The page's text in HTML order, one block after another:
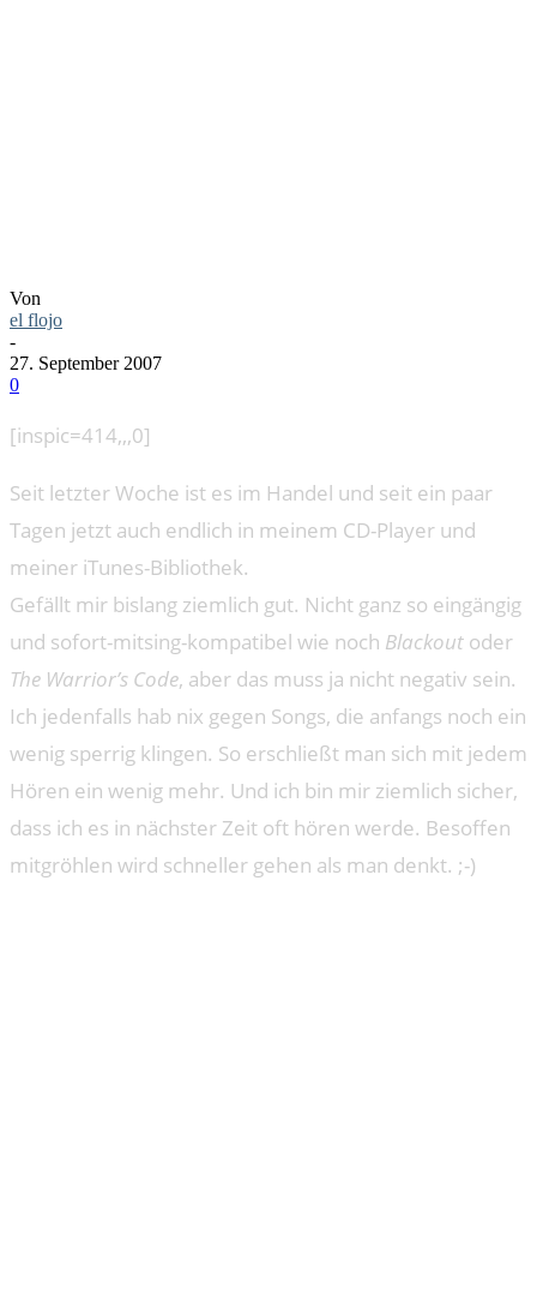
Von
el flojo
-
27. September 2007
0
[inspic=414,,,0]
Seit letzter Woche ist es im Handel und seit ein paar
Tagen jetzt auch endlich in meinem CD-Player und
meiner iTunes-Bibliothek.
Gefällt mir bislang ziemlich gut. Nicht ganz so eingängig
und sofort-mitsing-kompatibel wie noch Blackout oder
The Warrior’s Code, aber das muss ja nicht negativ sein.
Ich jedenfalls hab nix gegen Songs, die anfangs noch ein
wenig sperrig klingen. So erschließt man sich mit jedem
Hören ein wenig mehr. Und ich bin mir ziemlich sicher,
dass ich es in nächster Zeit oft hören werde. Besoffen
mitgröhlen wird schneller gehen als man denkt. ;-)